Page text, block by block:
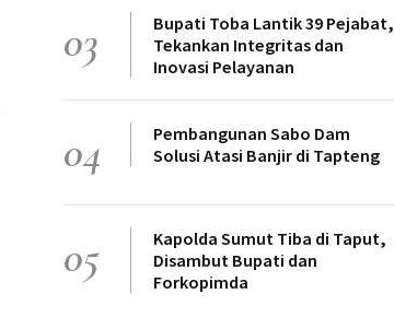
03
Bupati Toba Lantik 39 Pejabat,
Tekankan Integritas dan
Inovasi Pelayanan
04
Pembangunan Sabo Dam
Solusi Atasi Banjir di Tapteng
05
Kapolda Sumut Tiba di Taput,
Disambut Bupati dan
Forkopimda